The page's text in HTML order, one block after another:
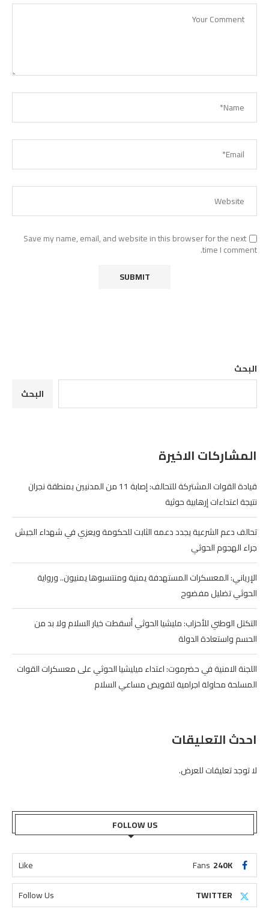
Save my name, email, and website in this browser for the next
time I comment.
البحث
البحث
المشاركات الاخيرة
قيادة القوات المشتركة للتحالف: إصابة 11 من المدنيين بمنطقة نجران
نتيجة اعتداءات إرهابية حوثية
تحالف دعم الشرعية يجدد دعمه الثابت للحكومة ويعزي في شهداء الجيش
جراء الهجوم الحوثي
الإرياني: المعسكرات المستهدفة يمنية ومنتسبوها يمنيون.. ورواية
الحوثي تضليل مفضوح
التكتل الوطني للأحزاب: مليشيا الحوثي أسقطت خيار السلام ولا بد من
الحسم واستعادة الدولة
اللجنة الامنية في حضرموت: اعتداء ميليشيا الحوثي على معسكرات القوات
المسلحة محاولة اجرامية لتقويض مساعي السلام
احدث التعليقات
لا توجد تعليقات للعرض.
FOLLOW US
240K
Fans
Like
TWITTER
Follow Us